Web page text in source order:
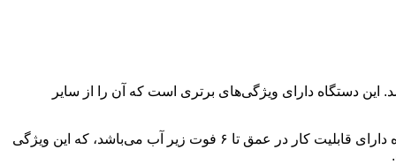
دستگاه دارای ویژگی‌های برتری است که آن را از سایر
فلزیاب تک پوینت با تکنولوژی القای پالس عرضه شده است و از ارتعاشات و بوق برای جلب توجه به محل فلزات استفاده می‌کند. این دستگاه دارای قابلیت کار در عمق تا ۶ فوت زیر آب می‌باشد، که این ویژگی